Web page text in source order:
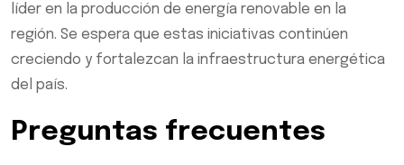
líder en la producción de energía renovable en la
región. Se espera que estas iniciativas continúen
creciendo y fortalezcan la infraestructura energética
del país.
Preguntas frecuentes